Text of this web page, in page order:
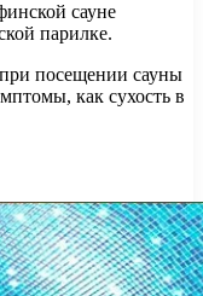
сауне
парилке.
посещении сауны
как сухость в